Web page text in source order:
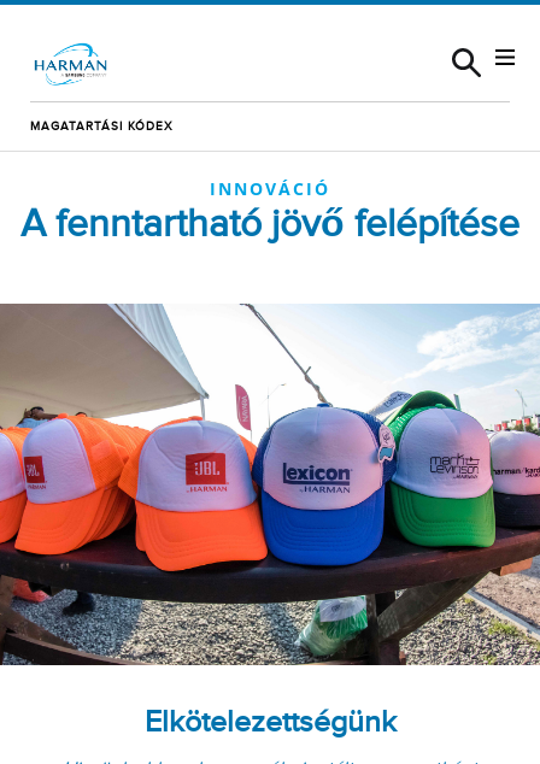
MAGATARTÁSI KÓDEX
INNOVÁCIÓ
A fenntartható jövő felépítése
Elkötelezettségünk